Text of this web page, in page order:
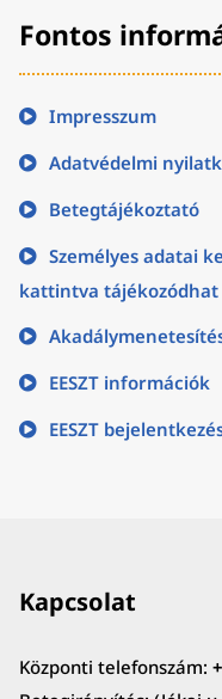
Fontos
Impresszum
Adatvédelmi
Betegtájékoztató
Személyes adatai
kattintva tájékozódhat
EESZT információk
EESZT
Kapcsolat
Központi telefonszám: